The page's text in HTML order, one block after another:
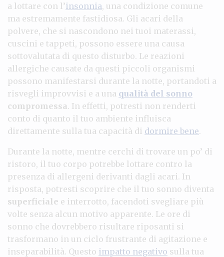
a lottare con l’insonnia, una condizione comune
ma estremamente fastidiosa. Gli acari della
polvere, che si nascondono nei tuoi materassi,
cuscini e tappeti, possono essere una causa
sottovalutata di questo disturbo. Le reazioni
allergiche causate da questi piccoli organismi
possono manifestarsi durante la notte, portandoti a
risvegli improvvisi e a una qualità del sonno
compromessa. In effetti, potresti non renderti
conto di quanto il tuo ambiente influisca
direttamente sulla tua capacità di dormire bene.
Durante la notte, mentre cerchi di trovare un po’ di
ristoro, il tuo corpo potrebbe lottare contro la
presenza di allergeni derivanti dagli acari. In
risposta, potresti scoprire che il tuo sonno diventa
superficiale e interrotto, facendoti svegliare più
volte senza alcun motivo apparente. Le ore di
sonno che dovrebbero risultare riposanti si
trasformano in un ciclo frustrante di agitazione e
inseparabilità. Questo impatto negativo sulla tua